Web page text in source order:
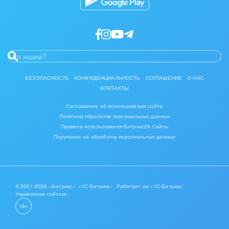
БЕЗОПАСНОСТЬ КОНФИДЕНЦИАЛЬНОСТЬ СОГЛАШЕНИЕ
О НАС
КОНТАКТЫ
Соглашение об использовании сайта
Политика обработки персональных данных
Правила использования Битрикс24.Сайты
Поручение на обработку персональных данных
© 2001-2026 «Битрикс», «1С-Битрикс». Работает на «1С-Битрикс:
Управление сайтом»
16+